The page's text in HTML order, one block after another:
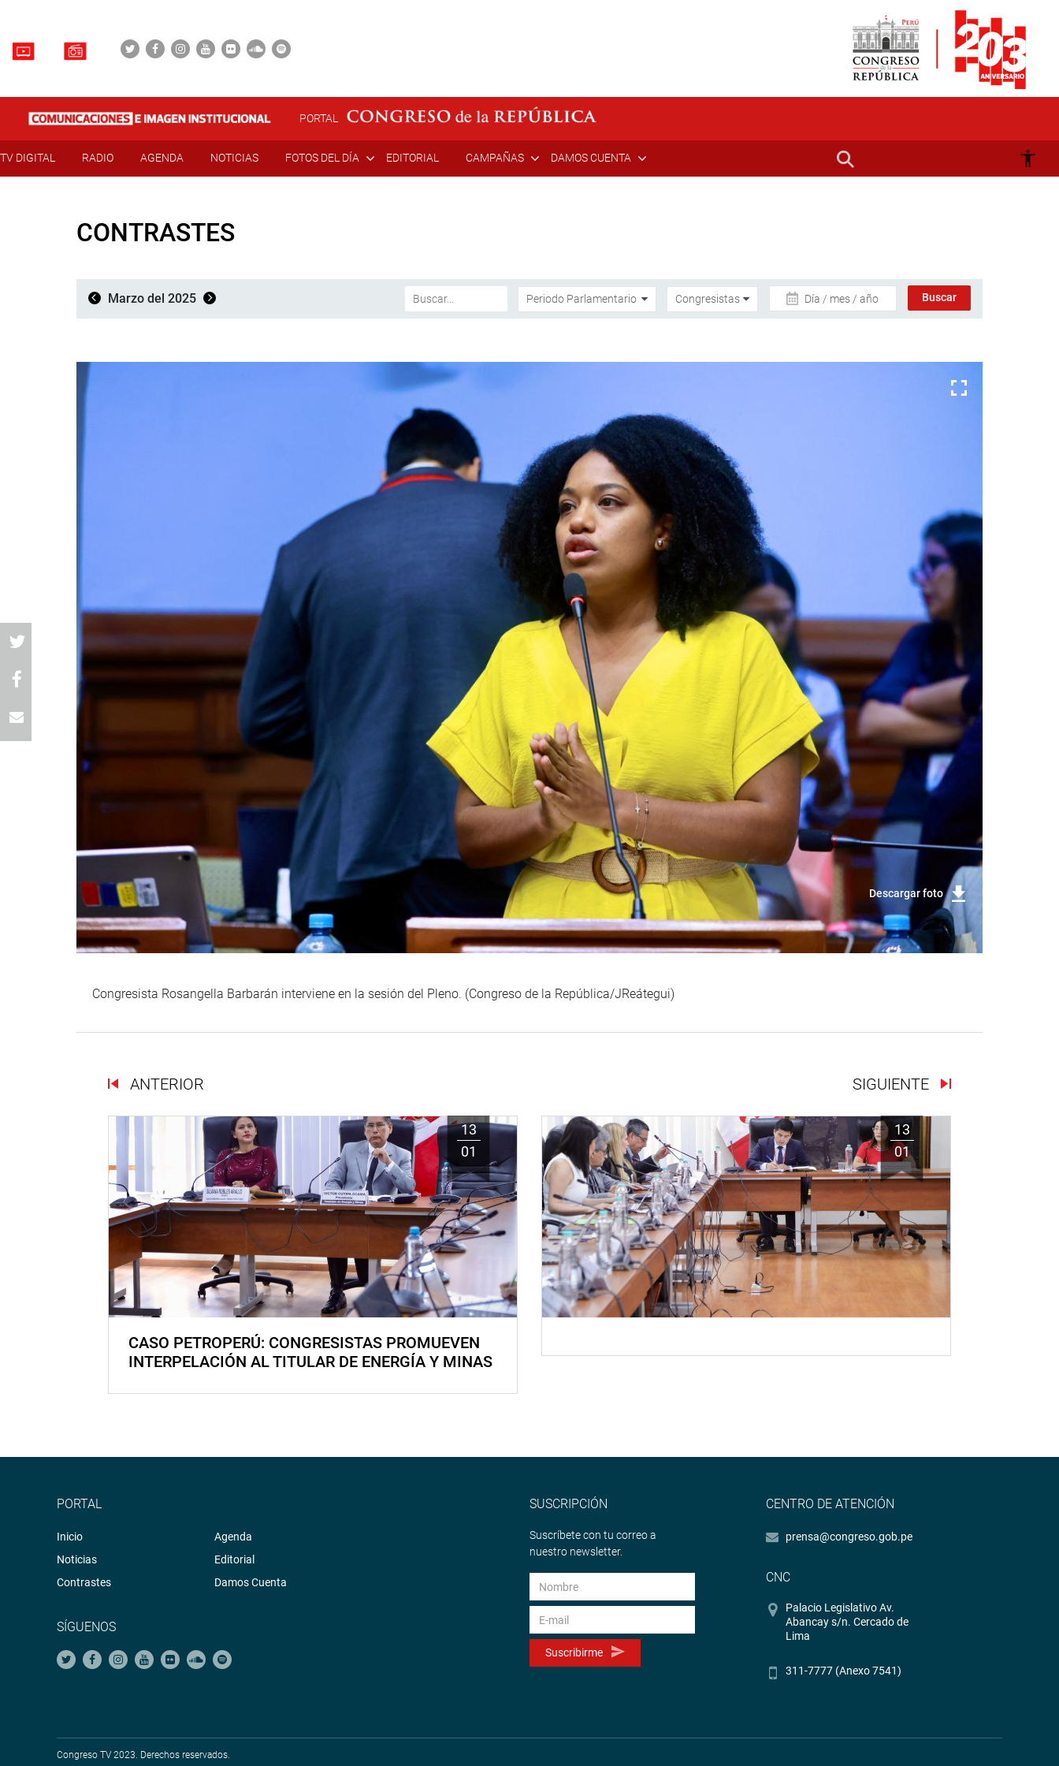
PORTAL
TV DIGITAL RADIO AGENDA NOTICIAS FOTOS DEL DÍA EDITORIAL CAMPAÑAS DAMOS CUENTA
CONTRASTES
Marzo del 2025 Día / mes / año
Descargar foto
Congresista Rosangella Barbarán interviene en la sesión del Pleno. (Congreso de la República/JReátegui)
ANTERIOR SIGUIENTE
13
01
CASO PETROPERÚ: CONGRESISTAS PROMUEVEN
INTERPELACIÓN AL TITULAR DE ENERGÍA Y MINAS
13
01
PORTAL
Inicio
Noticias
Contrastes
Agenda
Editorial
Damos Cuenta
SÍGUENOS
SUSCRIPCIÓN
Suscríbete con tu correo a
nuestro newsletter.
Suscribirme
CENTRO DE ATENCIÓN
prensa@congreso.gob.pe
CNC
Palacio Legislativo Av.
Abancay s/n. Cercado de
Lima
311-7777 (Anexo 7541)
Congreso TV 2023. Derechos reservados.